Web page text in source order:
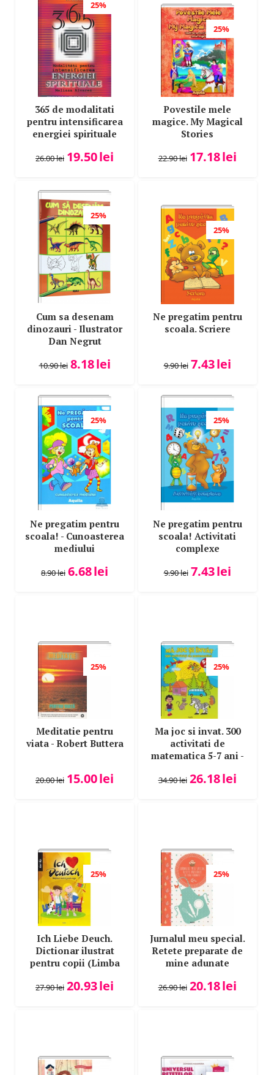
25%
365 de modalitati
pentru intensificarea
energiei spirituale
26.00lei 19.50lei
25%
Povestile mele
magice. My Magical
Stories
22.90lei 17.18lei
25%
Cum sa desenam
dinozauri - Ilustrator
Dan Negrut
10.90lei 8.18lei
25%
Ne pregatim pentru
scoala. Scriere
9.90lei 7.43lei
25%
Ne pregatim pentru
scoala! - Cunoasterea
mediului
8.90lei 6.68lei
25%
Ne pregatim pentru
scoala! Activitati
complexe
9.90lei 7.43lei
25%
Meditatie pentru
viata - Robert Buttera
20.00lei 15.00lei
25%
Ma joc si invat. 300
activitati de
matematica 5-7 ani -
34.90lei 26.18lei
25%
Ich Liebe Deuch.
Dictionar ilustrat
pentru copii (Limba
27.90lei 20.93lei
25%
Jurnalul meu special.
Retete preparate de
mine adunate
26.90lei 20.18lei